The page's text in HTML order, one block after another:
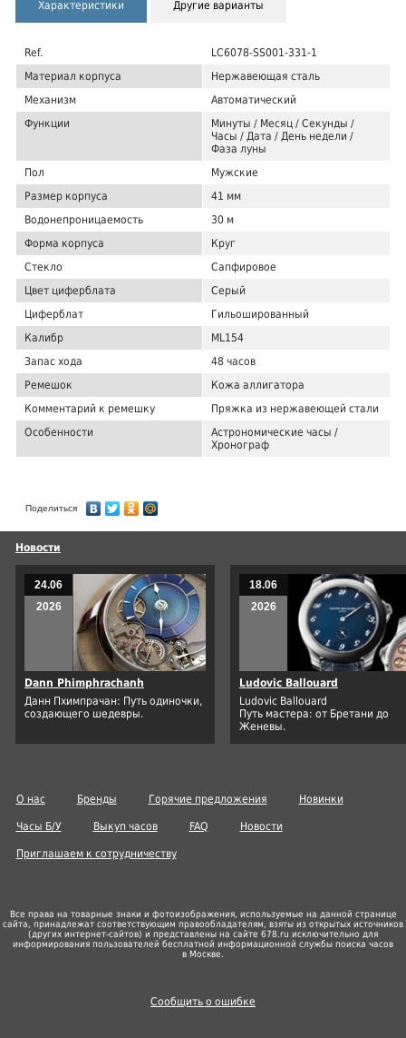
Характеристики Другие варианты
Ref.
LC6078-SS001-331-1
Материал корпуса
Нержавеющая сталь
Механизм
Автоматический
Функции
Минуты / Месяц / Секунды /
Часы / Дата / День недели /
Фаза луны
Пол
Мужские
Размер корпуса
41 мм
Водонепроницаемость
30 м
Форма корпуса
Круг
Стекло
Сапфировое
Цвет циферблата
Серый
Циферблат
Гильошированный
Калибр
ML154
Запас хода
48 часов
Ремешок
Кожа аллигатора
Комментарий к ремешку
Пряжка из нержавеющей стали
Особенности
Астрономические часы /
Хронограф
Поделиться
Новости
24.06
2026
Dann Phimphrachanh
Данн Пхимпрачан: Путь одиночки,
создающего шедевры.
18.06
2026
Ludovic Ballouard
Ludovic Ballouard
Путь мастера: от Бретани до
Женевы.
О нас Бренды Горячие предложения Новинки
Часы Б/У Выкуп часов FAQ Новости
Приглашаем к сотрудничеству
Все права на товарные знаки и фотоизображения, используемые на данной странице
сайта, принадлежат соответствующим правообладателям, взяты из открытых источников
(других интернет-сайтов) и представлены на сайте 678.ru исключительно для
информирования пользователей бесплатной информационной службы поиска часов
в Москве.
Сообщить о ошибке